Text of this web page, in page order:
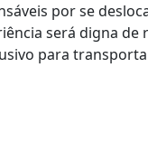
por se
será digna de
para